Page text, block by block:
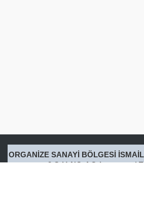
ORGANİZE SANAYİ BÖLGESİ
2.Cd.) NO:4 Odunpazarı /